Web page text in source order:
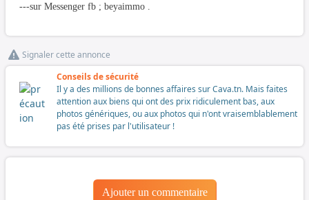
---sur Messenger fb ; beyaimmo .
Signaler cette annonce
Conseils de sécurité
Il y a des millions de bonnes affaires sur Cava.tn. Mais faites
attention aux biens qui ont des prix ridiculement bas, aux
photos génériques, ou aux photos qui n'ont vraisemblablement
pas été prises par l'utilisateur !
Ajouter un commentaire